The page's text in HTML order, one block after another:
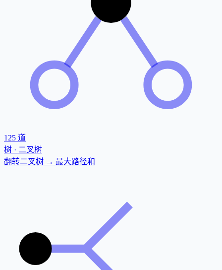
125 道
树 · 二叉树
翻转二叉树 → 最大路径和